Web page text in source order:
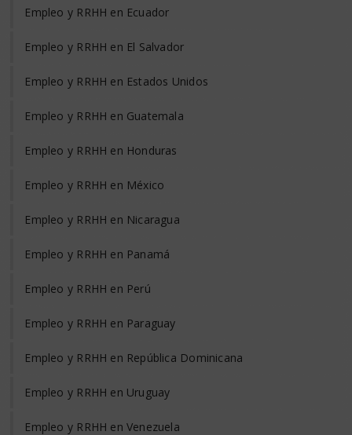
Empleo y RRHH en Ecuador
Empleo y RRHH en El Salvador
Empleo y RRHH en Estados Unidos
Empleo y RRHH en Guatemala
Empleo y RRHH en Honduras
Empleo y RRHH en México
Empleo y RRHH en Nicaragua
Empleo y RRHH en Panamá
Empleo y RRHH en Perú
Empleo y RRHH en Paraguay
Empleo y RRHH en República Dominicana
Empleo y RRHH en Uruguay
Empleo y RRHH en Venezuela